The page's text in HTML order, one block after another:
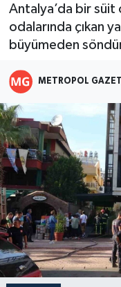
Antalya’da bir
odalarında çıkan
büyümeden
METROPOL